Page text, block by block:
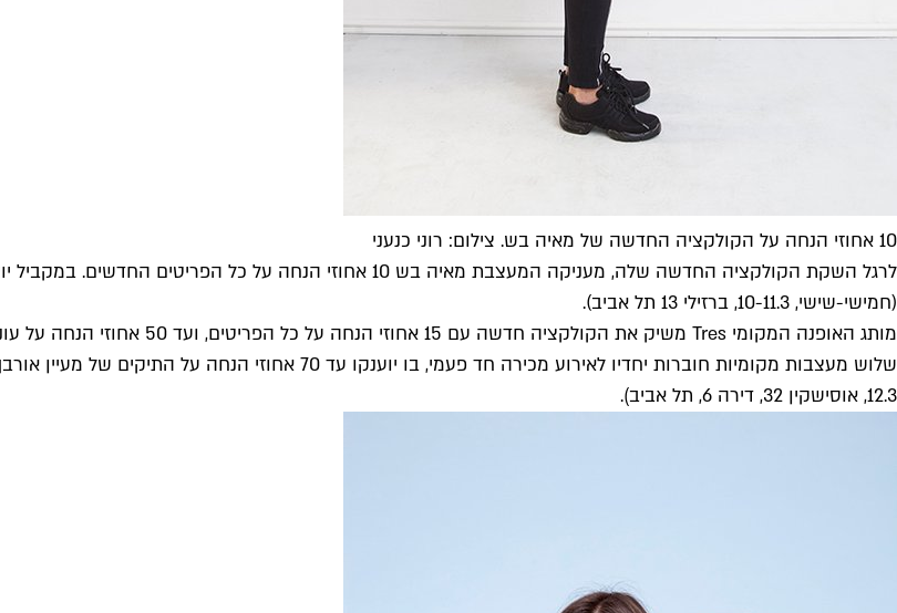
10 אחוזי הנחה על הקולקציה החדשה של מאיה בש. צילום: רוני כנעני
(חמישי-שישי, 10-11.3, ברזילי 13 תל אביב).
מותג האופנה המקומי Tres משיק את הקולקציה חדשה עם 15 אחוזי הנחה על כל הפריטים, ועד 50 אחוזי הנחה על עונות קודמות (חמישי-שישי, 10-11.3, שפ"ר 17 תל אביב).
12.3, אוסישקין 32, דירה 6, תל אביב).